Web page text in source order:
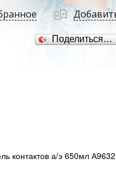
Поделиться…
контактов а/э 650мл А9632